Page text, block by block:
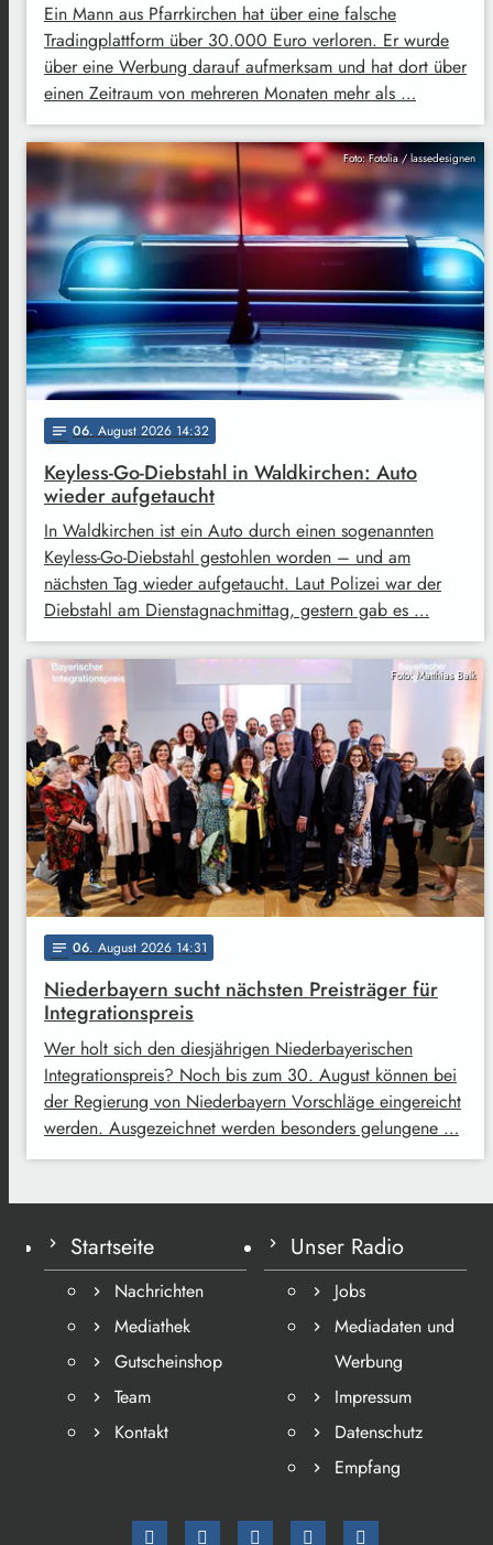
Ein Mann aus Pfarrkirchen hat über eine falsche
Tradingplattform über 30.000 Euro verloren. Er wurde
über eine Werbung darauf aufmerksam und hat dort über
einen Zeitraum von mehreren Monaten mehr als …
Foto: Fotolia / lassedesignen
notes 06. August 2026 14:32
Keyless-Go-Diebstahl in Waldkirchen: Auto
wieder aufgetaucht
In Waldkirchen ist ein Auto durch einen sogenannten
Keyless-Go-Diebstahl gestohlen worden – und am
nächsten Tag wieder aufgetaucht. Laut Polizei war der
Diebstahl am Dienstagnachmittag, gestern gab es …
Foto: Matthias Balk
notes 06. August 2026 14:31
Niederbayern sucht nächsten Preisträger für
Integrationspreis
Wer holt sich den diesjährigen Niederbayerischen
Integrationspreis? Noch bis zum 30. August können bei
der Regierung von Niederbayern Vorschläge eingereicht
werden. Ausgezeichnet werden besonders gelungene …
Startseite
Nachrichten
Mediathek
Gutscheinshop
Team
Kontakt
Unser Radio
Jobs
Mediadaten und
Werbung
Impressum
Datenschutz
Empfang